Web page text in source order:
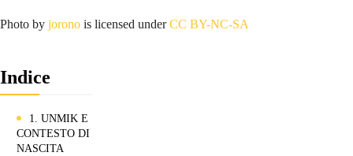
Photo by jorono is licensed underCC BY-NC-SA
Indice
1. UNMIK E
CONTESTO DI
NASCITA